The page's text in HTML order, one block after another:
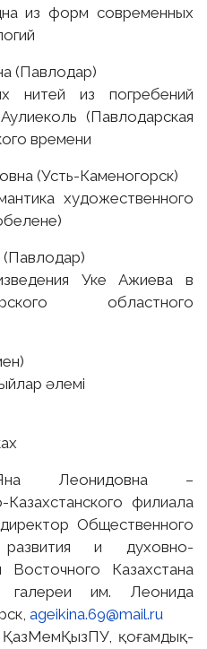
из форм современных
(Павлодар)
нитей из погребений
(Павлодарская
времени
(Усть-Каменогорск)
художественного
(Павлодар)
Уке Ажиева в
областного
әлемі
Яна Леонидовна –
филиала
Общественного
и духовно-
Восточного Казахстана
галереи им. Леонида
ageikina.69@mail.ru
қоғамдық-